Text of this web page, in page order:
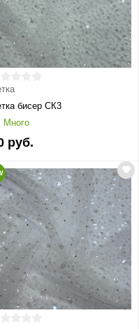
бисер СК3
Много
руб.